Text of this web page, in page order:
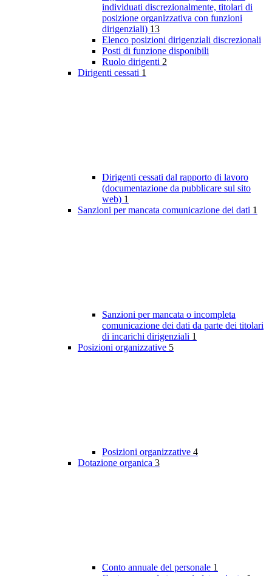
individuati discrezionalmente, titolari di
posizione organizzativa con funzioni
dirigenziali) 13
Elenco posizioni dirigenziali discrezionali
Posti di funzione disponibili
Ruolo dirigenti 2
Dirigenti cessati 1
Dirigenti cessati dal rapporto di lavoro
(documentazione da pubblicare sul sito
web) 1
Sanzioni per mancata comunicazione dei dati 1
Sanzioni per mancata o incompleta
comunicazione dei dati da parte dei titolari
di incarichi dirigenziali 1
Posizioni organizzative 5
Posizioni organizzative 4
Dotazione organica 3
Conto annuale del personale 1